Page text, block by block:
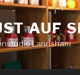
AUF
Landsham